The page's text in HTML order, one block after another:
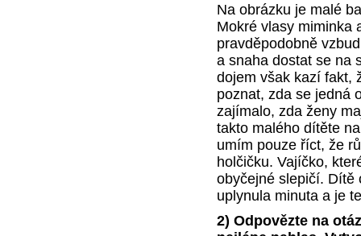
Na obrázku je malé
Mokré vlasy miminka
pravděpodobně
a snaha dostat se na
dojem však kazí fakt,
poznat, zda se jedná
zajímalo, zda ženy
takto malého dítěte
umím pouze říct, že
holčičku. Vajíčko,
obyčejné slepičí. Dítě
uplynula minuta a je
2) Odpovězte na